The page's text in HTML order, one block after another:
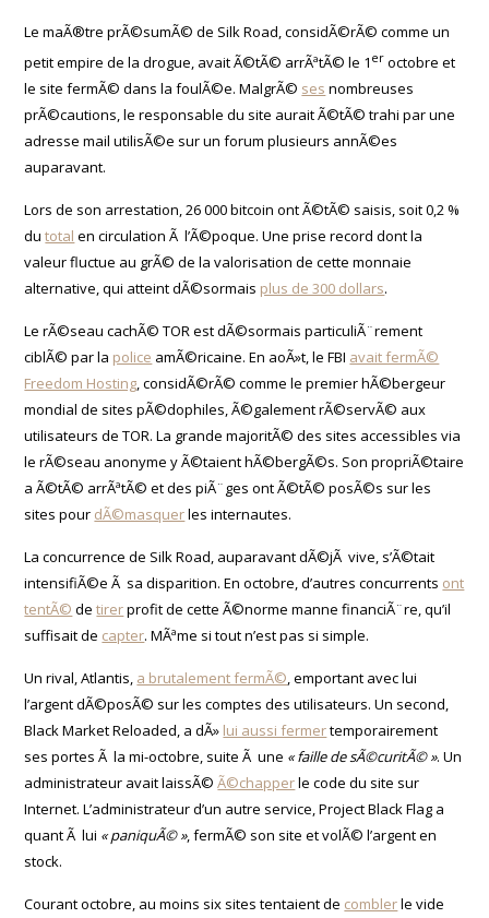
Le maÃ®tre prÃ©sumÃ© de Silk Road, considÃ©rÃ© comme un
petit empire de la drogue, avait Ã©tÃ© arrÃªtÃ© le 1 er octobre et
le site fermÃ© dans la foulÃ©e. MalgrÃ© ses nombreuses
prÃ©cautions, le responsable du site aurait Ã©tÃ© trahi par une
adresse mail utilisÃ©e sur un forum plusieurs annÃ©es
auparavant.
Lors de son arrestation, 26 000 bitcoin ont Ã©tÃ© saisis, soit 0,2 %
dutotal en circulation Ã l’Ã©poque. Une prise record dont la
valeur fluctue au grÃ© de la valorisation de cette monnaie
alternative, qui atteint dÃ©sormais plus de 300 dollars.
Le rÃ©seau cachÃ© TOR est dÃ©sormais particuliÃ¨rement
ciblÃ© par la police amÃ©ricaine. En aoÃ»t, le FBI avait fermÃ©
Freedom Hosting, considÃ©rÃ© comme le premier hÃ©bergeur
mondial de sites pÃ©dophiles, Ã©galement rÃ©servÃ© aux
utilisateurs de TOR. La grande majoritÃ© des sites accessibles via
le rÃ©seau anonyme y Ã©taient hÃ©bergÃ©s. Son propriÃ©taire
a Ã©tÃ© arrÃªtÃ© et des piÃ¨ges ont Ã©tÃ© posÃ©s sur les
sites pour dÃ©masquerles internautes.
La concurrence de Silk Road, auparavant dÃ©jÃ vive, s’Ã©tait
intensifiÃ©e Ã sa disparition. En octobre, d’autres concurrents ont
tentÃ© detirerprofit de cette Ã©norme manne financiÃ¨re, qu’il
suffisait de capter. MÃªme si tout n’est pas si simple.
Un rival, Atlantis, a brutalement fermÃ©, emportant avec lui
l’argent dÃ©posÃ© sur les comptes des utilisateurs. Un second,
Black Market Reloaded, a dÃ» lui aussi fermertemporairement
ses portes Ã la mi-octobre, suite Ã une « faille de sÃ©curitÃ© ». Un
administrateur avait laissÃ©Ã©chapperle code du site sur
Internet. L’administrateur d’un autre service, Project Black Flag a
quant Ã lui « paniquÃ© », fermÃ© son site et volÃ© l’argent en
stock.
Courant octobre, au moins six sites tentaient de comblerle vide